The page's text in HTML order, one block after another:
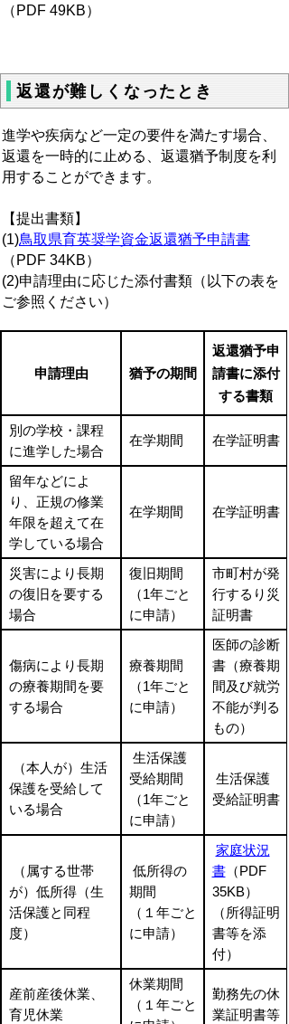
（PDF 49KB）
返還が難しくなったとき
進学や疾病など一定の要件を満たす場合、
返還を一時的に止める、返還猶予制度を利
用することができます。
【提出書類】
(1)鳥取県育英奨学資金返還猶予申請書
（PDF 34KB）
(2)申請理由に応じた添付書類（以下の表を
ご参照ください）
申請理由 猶予の期間
返還猶予申
請書に添付
する書類
別の学校・課程
に進学した場合
在学期間 在学証明書
留年などによ
り、正規の修業
年限を超えて在
学している場合
在学期間 在学証明書
災害により長期
の復旧を要する
場合
復旧期間
（1年ごと
に申請）
市町村が発
行するり災
証明書
傷病により長期
の療養期間を要
する場合
療養期間
（1年ごと
に申請）
医師の診断
書（療養期
間及び就労
不能が判る
もの）
（本人が）生活
保護を受給して
いる場合
生活保護
受給期間
（1年ごと
に申請）
生活保護
受給証明書
（属する世帯
が）低所得（生
活保護と同程
度）
低所得の
期間
（１年ごと
に申請）
家庭状況
書（PDF
35KB）
（所得証明
書等を添
付）
産前産後休業、
育児休業
休業期間
（１年ごと
勤務先の休
業証明書等